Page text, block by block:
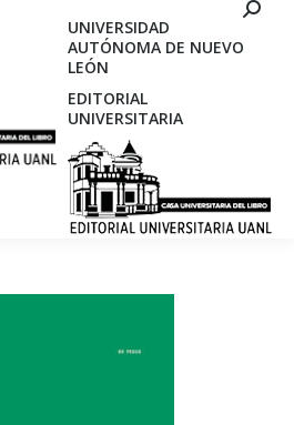
UNIVERSIDAD
AUTÓNOMA DE NUEVO
LEÓN
EDITORIAL
UNIVERSITARIA